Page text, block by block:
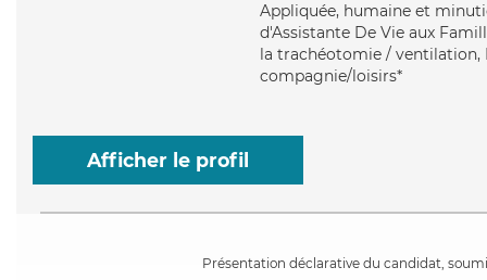
Appliquée, humaine et
d'Assistante De Vie aux
la trachéotomie / ventilation,
compagnie/loisirs*
Afficher le profil
Présentation déclarative du candidat,